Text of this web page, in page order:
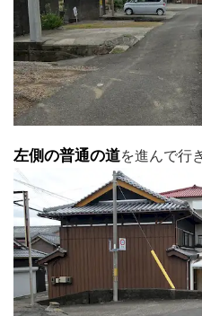
左側の普通の道を進んで行